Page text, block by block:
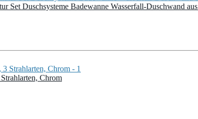
Set Duschsysteme Badewanne Wasserfall-Duschwand
Chrom